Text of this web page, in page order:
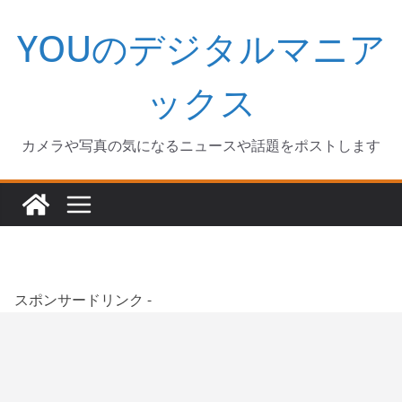
キ
YOUのデジタルマニア
ックス
カメラや写真の気になるニュースや話題をポストします
スポンサードリンク -